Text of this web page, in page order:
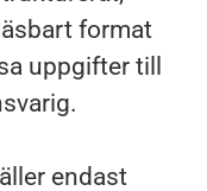
format
uppgifter till
endast